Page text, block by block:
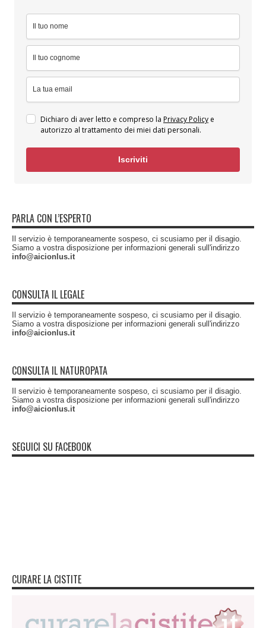
Dichiaro di aver letto e compreso la Privacy Policy e
autorizzo al trattamento dei miei dati personali.
Iscriviti
PARLA CON L’ESPERTO
Il servizio è temporaneamente sospeso, ci scusiamo per il disagio.
Siamo a vostra disposizione per informazioni generali sull'indirizzo
info@aicionlus.it
CONSULTA IL LEGALE
Il servizio è temporaneamente sospeso, ci scusiamo per il disagio.
Siamo a vostra disposizione per informazioni generali sull'indirizzo
info@aicionlus.it
CONSULTA IL NATUROPATA
Il servizio è temporaneamente sospeso, ci scusiamo per il disagio.
Siamo a vostra disposizione per informazioni generali sull'indirizzo
info@aicionlus.it
SEGUICI SU FACEBOOK
CURARE LA CISTITE